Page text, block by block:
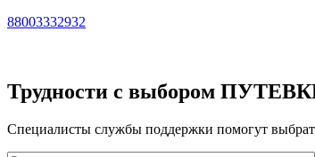
88003332932
Трудности с выбором
Специалисты службы поддержки помогут